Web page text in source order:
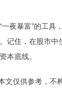
一夜暴富”的工
记住，在股市
本底线。
文仅供参考，不